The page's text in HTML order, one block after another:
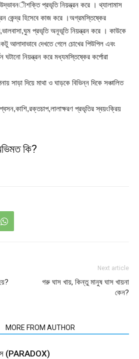
ীশক্তি প্রভৃতি নিয়ন্ত্রন করে । থ্যালামাস
কেন্দ্র হিসেবে কাজ করে ।অগ্রমস্তিষ্কের
প্রভৃতি অনূভূতি নিয়ন্ত্রন করে । কাউকে
আলাদাভাবে দেখতে গেলে চোখের পিউপিল এবং
ঘটানো নিয়ন্ত্রন করে মধ্যমস্তিষ্কের কর্পোরা
সাড়া দিয়ে মাথা ও ঘাড়কে বিভিন্ন দিকে সঞ্চালিত
লালাক্ষরণ প্রভৃতির স্বয়ংক্রিয়
কি?
Next article
গরু ঘাস খায়, কিন্তু মানুষ ঘাস খায়না
কেন?
MORE FROM AUTHOR
(PARADOX)